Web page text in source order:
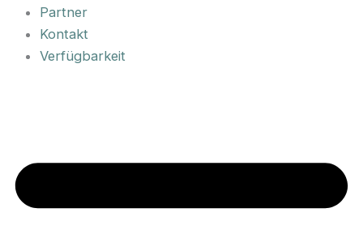
Partner
Kontakt
Verfügbarkeit